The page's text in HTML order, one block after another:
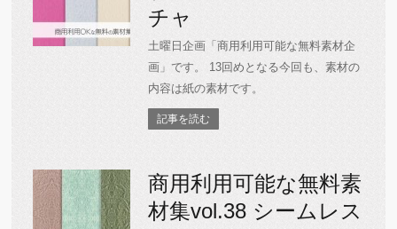
チャ
土曜日企画「商用利用可能な無料素材企
画」です。 13回めとなる今回も、素材の
内容は紙の素材です。
記事を読む
商用利用可能な無料素
材集vol.38 シームレス